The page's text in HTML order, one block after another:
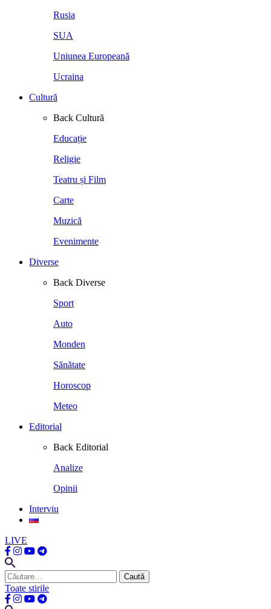
Rusia
SUA
Uniunea Europeană
Ucraina
Cultură
Back Cultură
Educație
Religie
Teatru și Film
Carte
Muzică
Evenimente
Diverse
Back Diverse
Sport
Auto
Monden
Sănătate
Horoscop
Meteo
Editorial
Back Editorial
Analize
Opinii
Interviu
LIVE
Caută
după:
Toate stirile